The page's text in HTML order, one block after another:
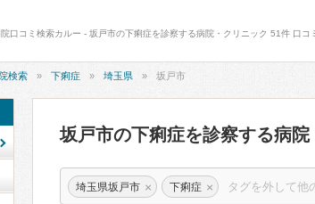
口コミ検索カルー - 坂戸市の下痢症を診察する病院・クリニック 51件 口コ
検索 下痢症 埼玉県 坂戸市
坂戸市の下痢症を診察する病院
埼玉県坂戸市 × 下痢症 ×